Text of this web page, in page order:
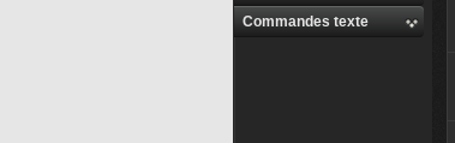
Commandes texte